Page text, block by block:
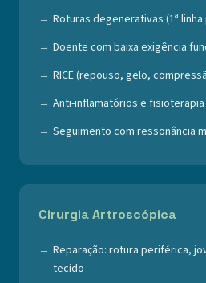
Roturas degenerativas (1ª
Doente com baixa exigência
RICE (repouso, gelo,
Anti-inflamatórios e fisioterapia
Seguimento com ressonância
Cirurgia Artroscópica
Reparação: rotura periférica,
tecido